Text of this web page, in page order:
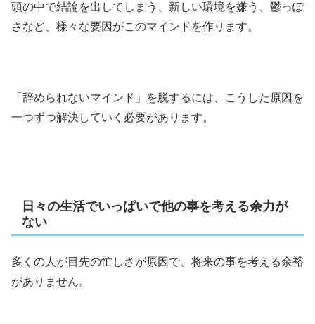
頭の中で結論を出してしまう、新しい環境を嫌う、鬱っぽ
さなど、様々な要因がこのマインドを作ります。
「辞められないマインド」を脱するには、こうした原因を
一つずつ解決していく必要があります。
日々の生活でいっぱいで他の事を考える余力が
ない
多くの人が目先の忙しさが原因で、将来の事を考える余裕
がありません。